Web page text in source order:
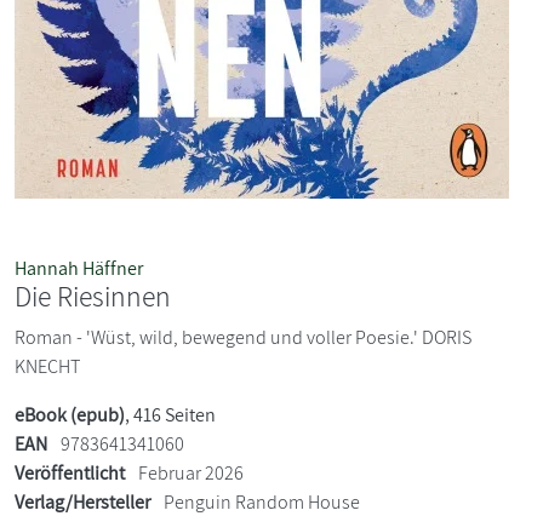
Hannah Häffner
Die Riesinnen
Roman - 'Wüst, wild, bewegend und voller Poesie.' DORIS
KNECHT
eBook (epub), 416 Seiten
EAN 9783641341060
Veröffentlicht Februar 2026
Verlag/Hersteller Penguin Random House